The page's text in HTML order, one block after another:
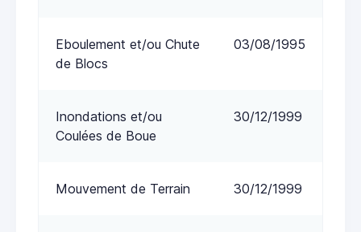
Eboulement et/ou Chute
de Blocs
03/08/1995
Inondations et/ou
Coulées de Boue
30/12/1999
Mouvement de Terrain 30/12/1999